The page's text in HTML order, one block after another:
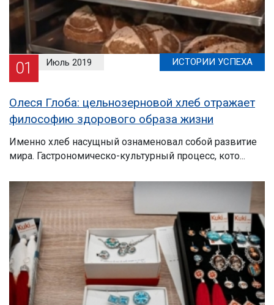
01 Июль 2019 ИСТОРИИ УСПЕХА
Олеся Глоба: цельнозерновой хлеб отражает
философию здорового образа жизни
Именно хлеб насущный ознаменовал собой развитие
мира. Гастрономическо-культурный процесс, кото...